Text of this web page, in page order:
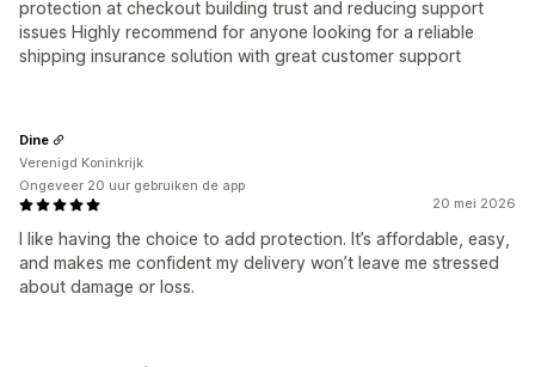
protection at checkout building trust and reducing support
issues Highly recommend for anyone looking for a reliable
shipping insurance solution with great customer support
20 mei 2026
I like having the choice to add protection. It’s affordable, easy,
and makes me confident my delivery won’t leave me stressed
about damage or loss.
Dine
Verenigd Koninkrijk
Ongeveer 20 uur gebruiken de app